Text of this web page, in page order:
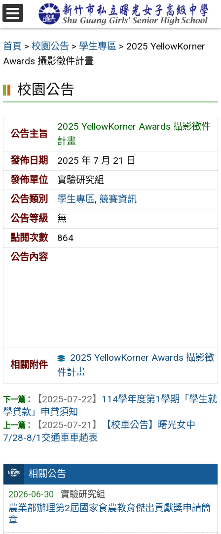
跳
至
要
內
區
首頁 > 校園公告 > 學生專區 > 2025 YellowKorner
Awards 攝影徵件計畫
相關公告
2026-06-30 實驗研究組
農業部辦理第2屆國家食農教育傑出貢獻獎申請簡
章
校園公告
公告主旨
2025 YellowKorner Awards 攝影徵件
計畫
發佈日期
2025 年 7 月 21 日
發佈單位
實驗研究組
公告類別
學生專區, 競賽資訊
公告等級
無
點閱次數
864
公告內容
相關附件
2025 YellowKorner Awards 攝影徵
件計畫
【2025-07-22】 114學年度第1學期「學生就
學貸款」申貸須知
【2025-07-21】
【校車公告】曙光女中
7/28-8/1交通車車趟表
選
單